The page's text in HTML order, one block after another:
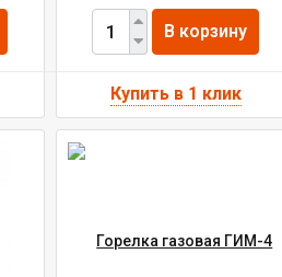
В корзину